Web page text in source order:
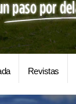
Revistas